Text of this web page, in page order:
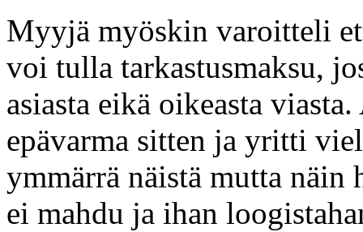
Myyjä myöskin varoitteli
voi tulla tarkastusmaksu,
asiasta eikä oikeasta
epävarma sitten ja yritti
ymmärrä näistä mutta
ei mahdu ja ihan